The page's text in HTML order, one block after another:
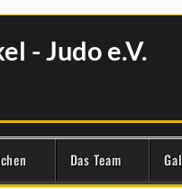
- Judo e.V.
Das Team